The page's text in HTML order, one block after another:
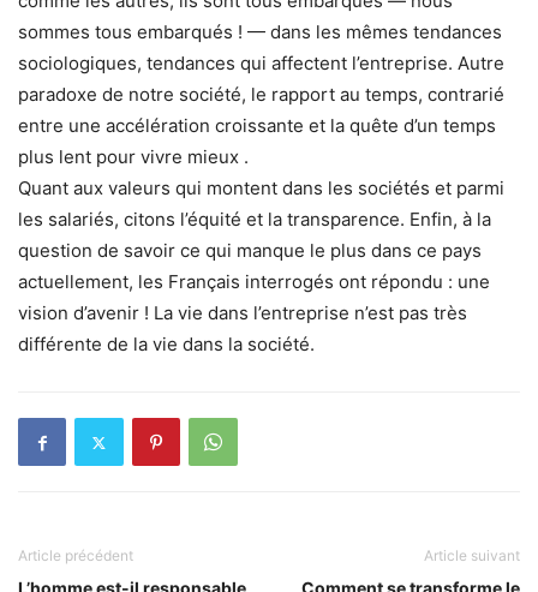
sommes tous embarqués ! — dans les mêmes tendances
sociologiques, tendances qui affectent l’entreprise. Autre
paradoxe de notre société, le rapport au temps, contrarié
entre une accélération croissante et la quête d’un temps
plus lent pour vivre mieux .
Quant aux valeurs qui montent dans les sociétés et parmi
les salariés, citons l’équité et la transparence. Enfin, à la
question de savoir ce qui manque le plus dans ce pays
actuellement, les Français interrogés ont répondu : une
vision d’avenir ! La vie dans l’entreprise n’est pas très
différente de la vie dans la société.
Article précédent
L’homme est-il responsable
Article suivant
Comment se transforme le